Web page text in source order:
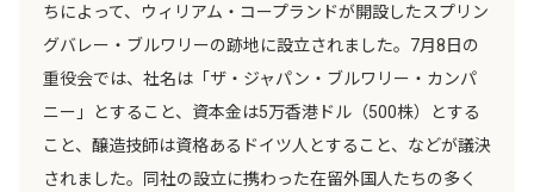
ちによって、ウィリアム・コープランドが開設したスプリン
グバレー・ブルワリーの跡地に設立されました。7月8日の
重役会では、社名は「ザ・ジャパン・ブルワリー・カンパ
ニー」とすること、資本金は5万香港ドル（500株）とする
こと、醸造技師は資格あるドイツ人とすること、などが議決
されました。同社の設立に携わった在留外国人たちの多く